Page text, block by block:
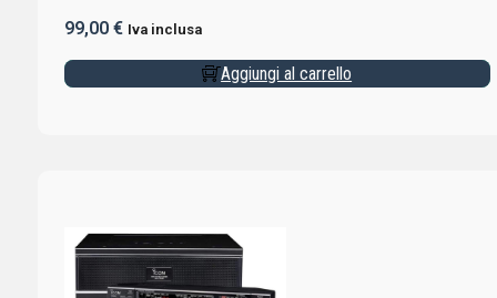
99,00 € Iva inclusa
Aggiungi al carrello